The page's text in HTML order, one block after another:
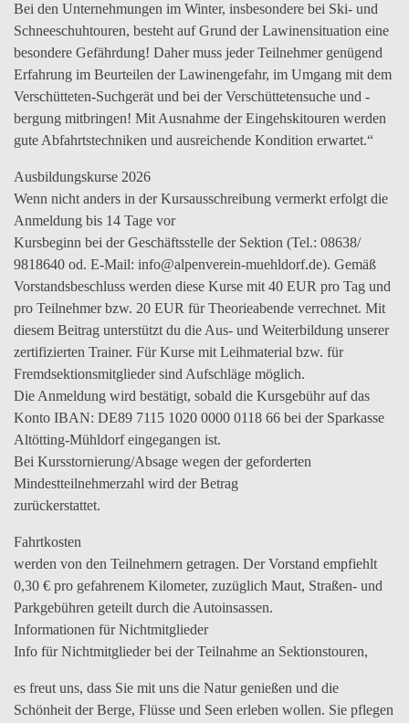
Bei den Unternehmungen im Winter, insbesondere bei Ski- und
Schneeschuhtouren, besteht auf Grund der Lawinensituation eine
besondere Gefährdung! Daher muss jeder Teilnehmer genügend
Erfahrung im Beurteilen der Lawinengefahr, im Umgang mit dem
Verschütteten-Suchgerät und bei der Verschüttetensuche und -
bergung mitbringen! Mit Ausnahme der Eingehskitouren werden
gute Abfahrtstechniken und ausreichende Kondition erwartet.“
Ausbildungskurse 2026
Wenn nicht anders in der Kursausschreibung vermerkt erfolgt die
Anmeldung bis 14 Tage vor
Kursbeginn bei der Geschäftsstelle der Sektion (Tel.: 08638/
9818640 od. E-Mail: info@alpenverein-muehldorf.de). Gemäß
Vorstandsbeschluss werden diese Kurse mit 40 EUR pro Tag und
pro Teilnehmer bzw. 20 EUR für Theorieabende verrechnet. Mit
diesem Beitrag unterstützt du die Aus- und Weiterbildung unserer
zertifizierten Trainer. Für Kurse mit Leihmaterial bzw. für
Fremdsektionsmitglieder sind Aufschläge möglich.
Die Anmeldung wird bestätigt, sobald die Kursgebühr auf das
Konto IBAN: DE89 7115 1020 0000 0118 66 bei der Sparkasse
Altötting-Mühldorf eingegangen ist.
Bei Kursstornierung/Absage wegen der geforderten
Mindestteilnehmerzahl wird der Betrag
zurückerstattet.
Fahrtkosten
werden von den Teilnehmern getragen. Der Vorstand empfiehlt
0,30 € pro gefahrenem Kilometer, zuzüglich Maut, Straßen- und
Parkgebühren geteilt durch die Autoinsassen.
Informationen für Nichtmitglieder
Info für Nichtmitglieder bei der Teilnahme an Sektionstouren,
es freut uns, dass Sie mit uns die Natur genießen und die
Schönheit der Berge, Flüsse und Seen erleben wollen. Sie pflegen